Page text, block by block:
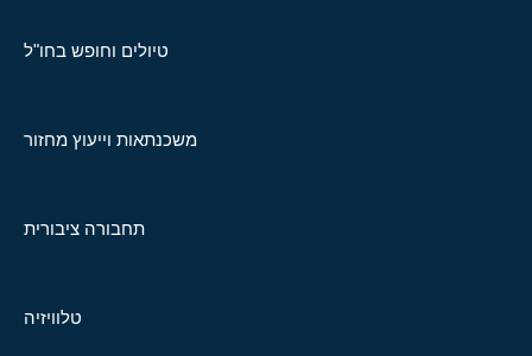
טיולים וחופש בחו"ל
משכנתאות וייעוץ מחזור
תחבורה ציבורית
טלוויזיה